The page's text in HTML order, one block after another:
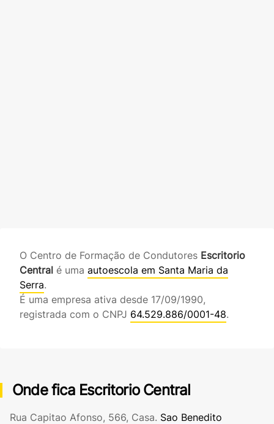
O Centro de Formação de Condutores Escritorio
Central é uma autoescola em Santa Maria da
Serra.
É uma empresa ativa desde 17/09/1990,
registrada com o CNPJ 64.529.886/0001-48.
Onde fica Escritorio Central
Rua Capitao Afonso, 566, Casa. Sao Benedito